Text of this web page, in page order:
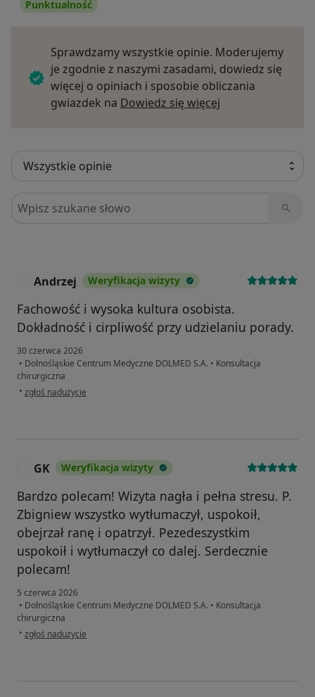
Punktualność
Sprawdzamy wszystkie opinie. Moderujemy
je zgodnie z naszymi zasadami, dowiedz się
więcej o opiniach i sposobie obliczania
gwiazdek na Dowiedz się więcej
Szukaj w opiniach
Andrzej Weryfikacja wizyty
Fachowość i wysoka kultura osobista.
Dokładność i cirpliwość przy udzielaniu porady.
30 czerwca 2026
• Dolnośląskie Centrum Medyczne DOLMED S.A. • Konsultacja
chirurgiczna
• w opinii użytkownika Andrzej
zgłoś nadużycie
GK Weryfikacja wizyty
Bardzo polecam! Wizyta nagła i pełna stresu. P.
Zbigniew wszystko wytłumaczył, uspokoił,
obejrzał ranę i opatrzył. Pezedeszystkim
uspokoił i wytłumaczył co dalej. Serdecznie
polecam!
5 czerwca 2026
• Dolnośląskie Centrum Medyczne DOLMED S.A. • Konsultacja
chirurgiczna
• w opinii użytkownika GK
zgłoś nadużycie